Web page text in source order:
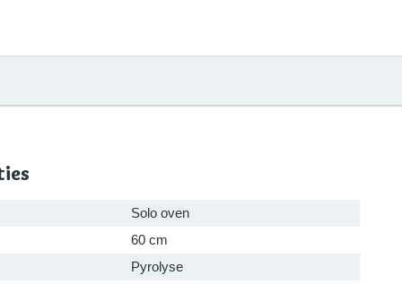
Solo oven
60 cm
Pyrolyse